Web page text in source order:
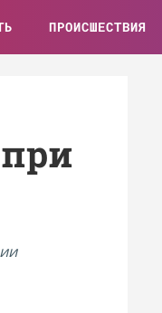
ПРОИСШЕСТВИЯ